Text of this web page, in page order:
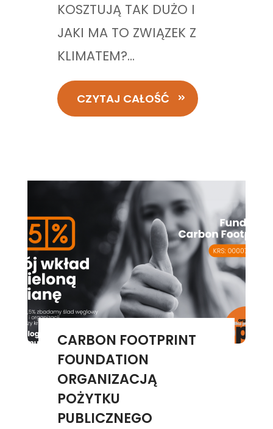
KOSZTUJĄ TAK DUŻO I
JAKI MA TO ZWIĄZEK Z
KLIMATEM?...
CZYTAJ CAŁOŚĆ
CARBON FOOTPRINT
FOUNDATION
ORGANIZACJĄ
POŻYTKU
PUBLICZNEGO